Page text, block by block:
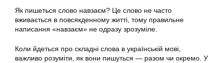
Як пишеться слово навзаєм? Це слово не часто
вживається в повсякденному житті, тому правильне
написання «навзаєм» не одразу зрозуміле.
Коли йдеться про складні слова в українській мові,
важливо розуміти, як вони пишуться — разом чи окремо. У